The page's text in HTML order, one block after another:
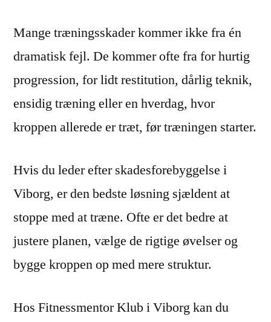
Mange træningsskader kommer ikke fra én
dramatisk fejl. De kommer ofte fra for hurtig
progression, for lidt restitution, dårlig teknik,
ensidig træning eller en hverdag, hvor
kroppen allerede er træt, før træningen starter.
Hvis du leder efter skadesforebyggelse i
Viborg, er den bedste løsning sjældent at
stoppe med at træne. Ofte er det bedre at
justere planen, vælge de rigtige øvelser og
bygge kroppen op med mere struktur.
Hos Fitnessmentor Klub i Viborg kan du